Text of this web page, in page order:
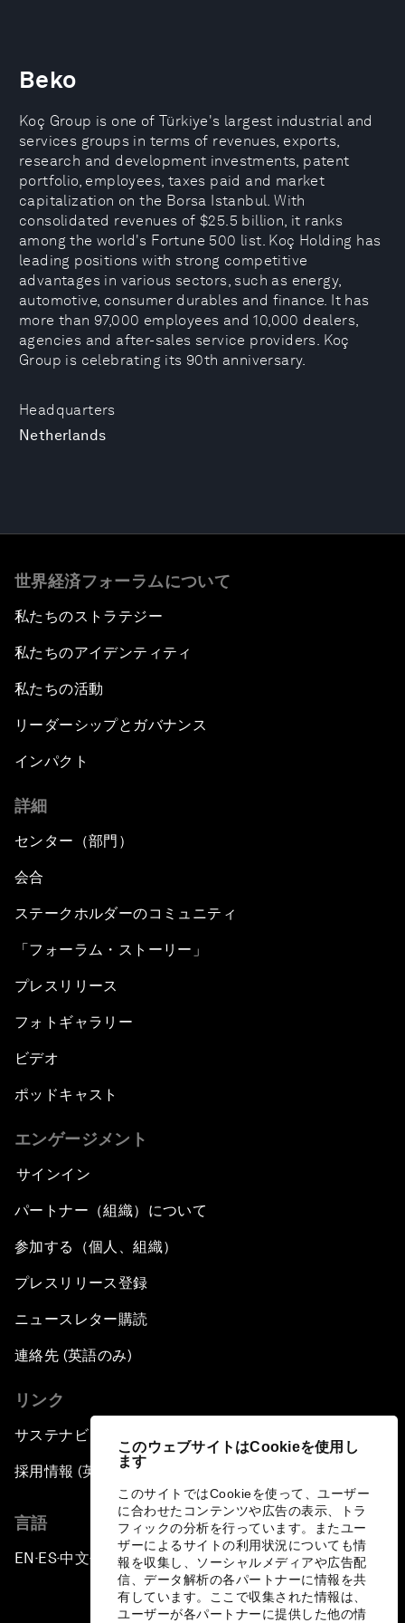
このウェブサイトはCookieを使用し
ます
このサイトではCookieを使って、ユーザー
に合わせたコンテンツや広告の表示、トラ
フィックの分析を行っています。またユー
ザーによるサイトの利用状況についても情
報を収集し、ソーシャルメディアや広告配
信、データ解析の各パートナーに情報を共
有しています。ここで収集された情報は、
ユーザーが各パートナーに提供した他の情
Headquarters
Netherlands
Beko
Koç Group is one of Türkiye's largest industrial and
services groups in terms of revenues, exports,
research and development investments, patent
portfolio, employees, taxes paid and market
capitalization on the Borsa Istanbul. With
consolidated revenues of $25.5 billion, it ranks
among the world's Fortune 500 list. Koç Holding has
leading positions with strong competitive
advantages in various sectors, such as energy,
automotive, consumer durables and finance. It has
more than 97,000 employees and 10,000 dealers,
agencies and after-sales service providers. Koç
Group is celebrating its 90th anniversary.
世界経済フォーラムについて
私たちのストラテジー
私たちのアイデンティティ
私たちの活動
リーダーシップとガバナンス
インパクト
詳細
センター（部門）
会合
ステークホルダーのコミュニティ
「フォーラム・ストーリー」
プレスリリース
フォトギャラリー
ビデオ
ポッドキャスト
エンゲージメント
サインイン
パートナー（組織）について
参加する（個人、組織）
プレスリリース登録
ニュースレター購読
連絡先 (英語のみ)
リンク
サステナビリティへの取り組み
採用情報 (英語のみ)
言語
EN ▪ES▪中文▪ 日本語